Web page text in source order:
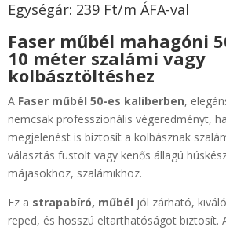
Egységár: 239 Ft/m ÁFA-val
Faser műbél mahagóni
10 méter szalámi vagy
kolbásztöltéshez
A Faser műbél 50-es kaliberben,
nemcsak professzionális végeredményt,
megjelenést is biztosít a kolbásznak
választás füstölt vagy kenős állagú
májasokhoz, szalámikhoz.
Ez a strapabíró, műbél jól zárható,
reped, és hosszú eltarthatóságot biztosít.